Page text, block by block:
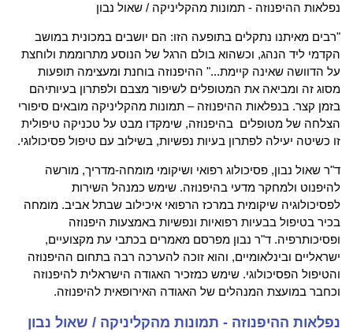
נפלאות ההיפנוזה - תמונות מהקליניקה / שאול נבון
"רבים מאיתנו נתקלים בתופעה הזו: הם יושבים במכונית במושב
הקדמי ליד הנהג, וכשהוא בולם הרגל של הנוסע מתרוממת ולוחצת
על הדוושה שאינה קיימת..." ההיפנוזה בוחנת ומעצימה תופעות
מסוג זה ומביאה את המטופלים לשיפור מצבם ולפתרון בעיותיהם
בזמן קצר. בנפלאות ההיפנוזה – תמונות מהקליניקה מובאים סיפורי
הצלחה של מטופלים בהיפנוזה, שימקדו מבט על טכניקה טיפולית
זו כשיטה יעילה לפתרון בעיות נפשיות, בשילוב עם טיפול פסיכולוגי.
ד"ר שאול נבון, פסיכולוג רפואי ושיקומי מומחה-מדריך, מורשה
להיפנוט ולמחקר מדעי בהיפנוזה. שימש כמנהל השירות
לפסיכולוגיה שיקומית במרכז הרפואי איכילוב שבתל אביב. מומחה
בכיר בטיפול בבעיות רפואיות ונפשיות באמצעות היפנוזה
ופסיכותרפיה. ד"ר נבון מפרסם מאמרים בכתבי עת מקצועיים,
ישראליים ובינלאומיים, והוא זוכה להערכה רבה בתחום ההיפנוזה
והטיפול הפסיכולוגי. שימש כמזכיר האגודה הישראלית להיפנוזה
וכחבר במועצת המנהלים של האגודה האירופאית להיפנוזה.
נפלאות ההיפנוזה - תמונות מהקליניקה / שאול נבון